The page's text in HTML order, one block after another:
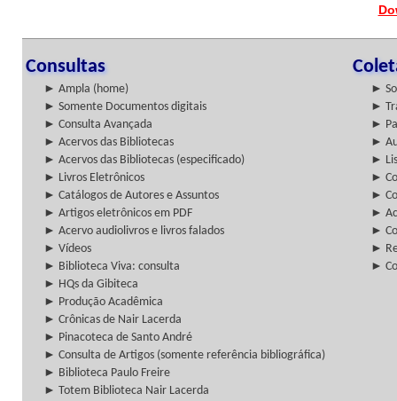
Consultas
► Ampla (home)
►
► Somente Documentos digitais
►
► Consulta Avançada
►
► Acervos das Bibliotecas
►
► Acervos das Bibliotecas (especificado)
►
► Livros Eletrônicos
►
► Catálogos de Autores e Assuntos
►
► Artigos eletrônicos em PDF
►
► Acervo audiolivros e livros falados
►
► Vídeos
►
► Biblioteca Viva: consulta
►
► HQs da Gibiteca
► Produção Acadêmica
► Crônicas de Nair Lacerda
► Pinacoteca de Santo André
► Consulta de Artigos (somente referência bibliográfica)
► Biblioteca Paulo Freire
► Totem Biblioteca Nair Lacerda